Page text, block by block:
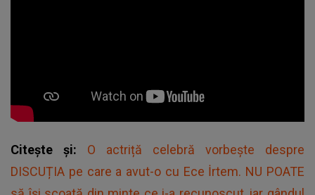
Citește și: O actriță celebră vorbește despre
DISCUȚIA pe care a avut-o cu Ece İrtem. NU POATE